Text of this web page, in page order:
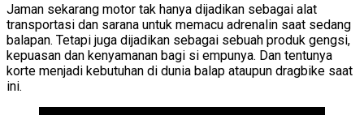
Jaman sekarang motor tak hanya dijadikan sebagai alat
transportasi dan sarana untuk memacu adrenalin saat sedang
balapan. Tetapi juga dijadikan sebagai sebuah produk gengsi,
kepuasan dan kenyamanan bagi si empunya. Dan tentunya
korte menjadi kebutuhan di dunia balap ataupun dragbike saat
ini.